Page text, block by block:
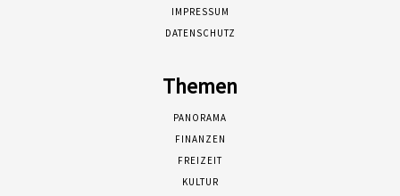
IMPRESSUM
DATENSCHUTZ
Themen
PANORAMA
FINANZEN
FREIZEIT
KULTUR